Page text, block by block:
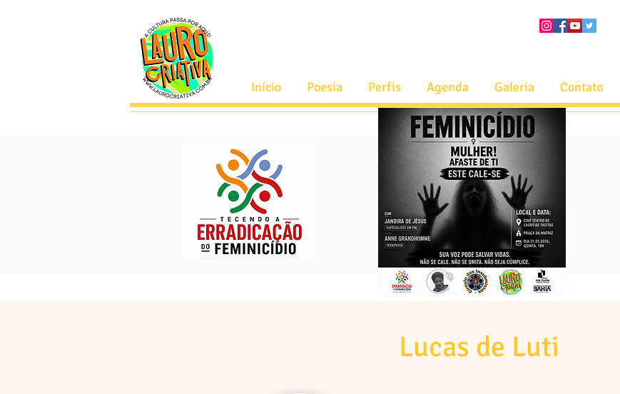
Início Poesia Perfis Agenda Galeria Contato
Lucas de Luti